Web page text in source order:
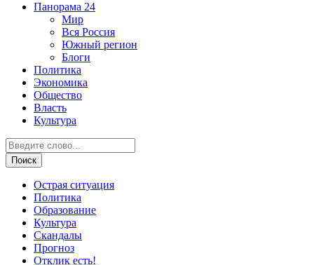
Панорама 24
Мир
Вся Россия
Южный регион
Блоги
Политика
Экономика
Общество
Власть
Культура
Острая ситуация
Политика
Образование
Культура
Скандалы
Прогноз
Отклик есть!